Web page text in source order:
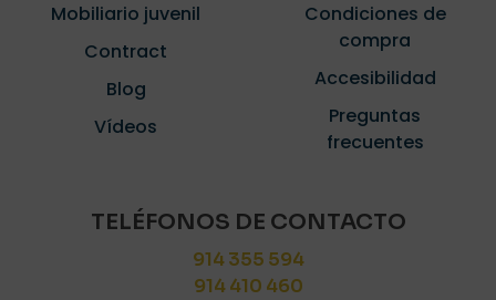
Mobiliario juvenil
Contract
Blog
Vídeos
Condiciones de
compra
Accesibilidad
Preguntas
frecuentes
TELÉFONOS DE CONTACTO
914 355 594
914 410 460